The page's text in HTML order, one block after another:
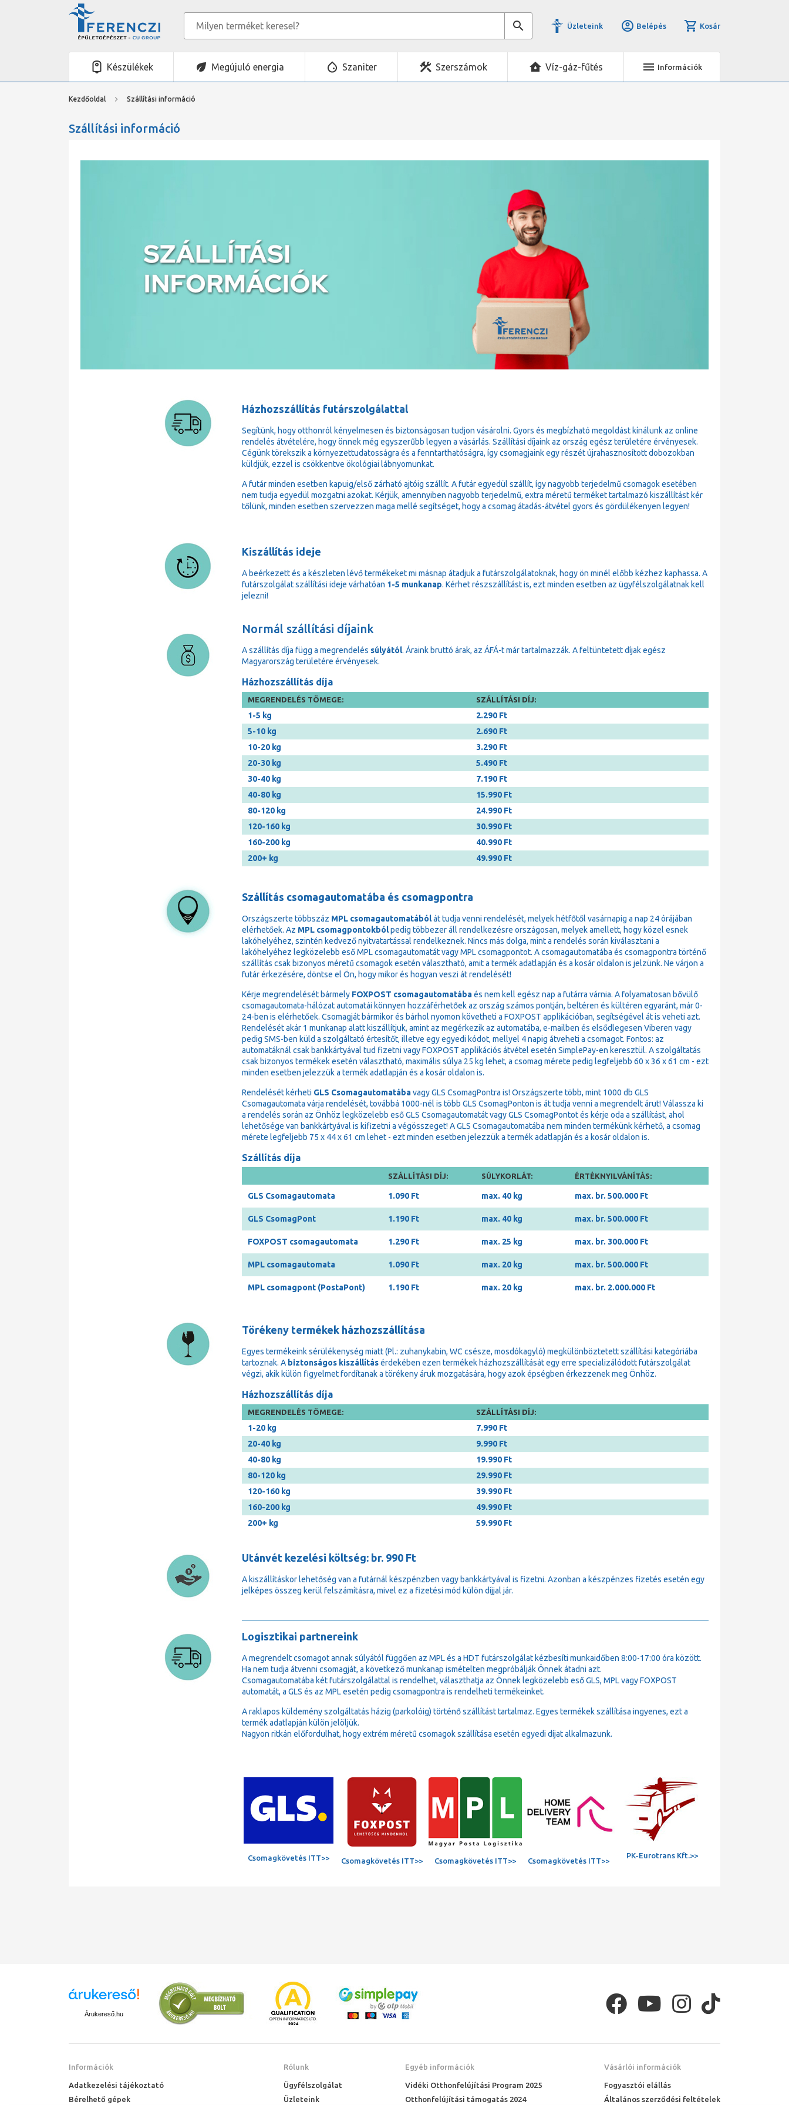
Üzleteink Belépés Kosár
Készülékek Megújuló energia Szaniter Szerszámok Víz-gáz-fűtés Információk
Kezdőoldal Szállítási információ
Szállítási információ
Házhozszállítás futárszolgálattal
Segítünk, hogy otthonról kényelmesen és biztonságosan tudjon vásárolni. Gyors és megbízható megoldást kínálunk az online
rendelés átvételére, hogy önnek még egyszerűbb legyen a vásárlás. Szállítási díjaink az ország egész területére érvényesek.
Cégünk törekszik a környezettudatosságra és a fenntarthatóságra, így csomagjaink egy részét újrahasznosított dobozokban
küldjük, ezzel is csökkentve ökológiai lábnyomunkat.
A futár minden esetben kapuig/első zárható ajtóig szállít. A futár egyedül szállít, így nagyobb terjedelmű csomagok esetében
nem tudja egyedül mozgatni azokat. Kérjük, amennyiben nagyobb terjedelmű, extra méretű terméket tartalmazó kiszállítást kér
tőlünk, minden esetben szervezzen maga mellé segítséget, hogy a csomag átadás-átvétel gyors és gördülékenyen legyen!
Kiszállítás ideje
A beérkezett és a készleten lévő termékeket mi másnap átadjuk a futárszolgálatoknak, hogy ön minél előbb kézhez kaphassa. A
futárszolgálat szállítási ideje várhatóan 1-5 munkanap. Kérhet részszállítást is, ezt minden esetben az ügyfélszolgálatnak kell
jelezni!
Normál szállítási díjaink
A szállítás díja függ a megrendelés súlyától. Áraink bruttó árak, az ÁFÁ-t már tartalmazzák. A feltüntetett díjak egész
Magyarország területére érvényesek.
Házhozszállítás díja
MEGRENDELÉS TÖMEGE: SZÁLLÍTÁSI DÍJ:
1-5 kg
2.290 Ft
5-10 kg
2.690 Ft
10-20 kg
3.290 Ft
20-30 kg
5.490 Ft
30-40 kg
7.190 Ft
40-80 kg
15.990 Ft
80-120 kg
24.990 Ft
120-160 kg
30.990 Ft
160-200 kg
40.990 Ft
200+ kg
49.990 Ft
Szállítás csomagautomatába és csomagpontra
Országszerte többszáz MPL csomagautomatábólát tudja venni rendelését, melyek hétfőtől vasárnapig a nap 24 órájában
elérhetőek. Az MPL csomagpontokbólpedig többezer áll rendelkezésre országosan, melyek amellett, hogy közel esnek
lakóhelyéhez, szintén kedvező nyitvatartással rendelkeznek. Nincs más dolga, mint a rendelés során kiválasztani a
lakóhelyéhez legközelebb eső MPL csomagautomatát vagy MPL csomagpontot. A csomagautomatába és csomagpontra történő
szállítás csak bizonyos méretű csomagok esetén választható, amit a termék adatlapján és a kosár oldalon is jelzünk. Ne várjon a
futár érkezésére, döntse el Ön, hogy mikor és hogyan veszi át rendelését!
Kérje megrendelését bármely FOXPOST csomagautomatábaés nem kell egész nap a futárra várnia. A folyamatosan bővülő
csomagautomata-hálózat automatái könnyen hozzáférhetőek az ország számos pontján, beltéren és kültéren egyaránt, már 0-
24-ben is elérhetőek. Csomagját bármikor és bárhol nyomon követheti a FOXPOST applikációban, segítségével át is veheti azt.
Rendelését akár 1 munkanap alatt kiszállítjuk, amint az megérkezik az automatába, e-mailben és elsődlegesen Viberen vagy
pedig SMS-ben küld a szolgáltató értesítőt, illetve egy egyedi kódot, mellyel 4 napig átveheti a csomagot. Fontos: az
automatáknál csak bankkártyával tud fizetni vagy FOXPOST applikációs átvétel esetén SimplePay-en keresztül. A szolgáltatás
csak bizonyos termékek esetén választható, maximális súlya 25 kg lehet, a csomag mérete pedig legfeljebb 60 x 36 x 61 cm - ezt
minden esetben jelezzük a termék adatlapján és a kosár oldalon is.
Rendelését kérheti GLS Csomagautomatábavagy GLS CsomagPontra is! Országszerte több, mint 1000 db GLS
Csomagautomata várja rendelését, továbbá 1000-nél is több GLS CsomagPonton is át tudja venni a megrendelt árut! Válassza ki
a rendelés során az Önhöz legközelebb eső GLS Csomagautomatát vagy GLS CsomagPontot és kérje oda a szállítást, ahol
lehetősége van bankkártyával is kifizetni a végösszeget! A GLS Csomagautomatába nem minden termékünk kérhető, a csomag
mérete legfeljebb 75 x 44 x 61 cm lehet - ezt minden esetben jelezzük a termék adatlapján és a kosár oldalon is.
Szállítás díja
SZÁLLÍTÁSI DÍJ: SÚLYKORLÁT: ÉRTÉKNYILVÁNÍTÁS:
GLS Csomagautomata 1.090 Ft max. 40 kg max. br. 500.000 Ft
GLS CsomagPont 1.190 Ft max. 40 kg max. br. 500.000 Ft
FOXPOST csomagautomata 1.290 Ft max. 25 kg max. br. 300.000 Ft
MPL csomagautomata 1.090 Ft max. 20 kg max. br. 500.000 Ft
MPL csomagpont (PostaPont) 1.190 Ft max. 20 kg max. br. 2.000.000 Ft
Törékeny termékek házhozszállítása
Egyes termékeink sérülékenység miatt (Pl.: zuhanykabin, WC csésze, mosdókagyló) megkülönböztetett szállítási kategóriába
tartoznak. A biztonságos kiszállításérdekében ezen termékek házhozszállítását egy erre specializálódott futárszolgálat
végzi, akik külön figyelmet fordítanak a törékeny áruk mozgatására, hogy azok épségben érkezzenek meg Önhöz.
Házhozszállítás díja
MEGRENDELÉS TÖMEGE: SZÁLLÍTÁSI DÍJ:
1-20 kg
7.990 Ft
20-40 kg
9.990 Ft
40-80 kg
19.990 Ft
80-120 kg
29.990 Ft
120-160 kg
39.990 Ft
160-200 kg
49.990 Ft
200+ kg
59.990 Ft
Utánvét kezelési költség: br. 990 Ft
A kiszállításkor lehetőség van a futárnál készpénzben vagy bankkártyával is fizetni. Azonban a készpénzes fizetés esetén egy
jelképes összeg kerül felszámításra, mivel ez a fizetési mód külön díjjal jár.
Logisztikai partnereink
A megrendelt csomagot annak súlyától függően az MPL és a HDT futárszolgálat kézbesíti munkaidőben 8:00-17:00 óra között.
Ha nem tudja átvenni csomagját, a következő munkanap ismételten megpróbálják Önnek átadni azt.
Csomagautomatába két futárszolgálattal is rendelhet, választhatja az Önnek legközelebb eső GLS, MPL vagy FOXPOST
automatát, a GLS és az MPL esetén pedig csomagpontra is rendelheti termékeinket.
A raklapos küldemény szolgáltatás házig (parkolóig) történő szállítást tartalmaz. Egyes termékek szállítása ingyenes, ezt a
termék adatlapján külön jelöljük.
Nagyon ritkán előfordulhat, hogy extrém méretű csomagok szállítása esetén egyedi díjat alkalmazunk.
Csomagkövetés ITT>> Csomagkövetés ITT>> Csomagkövetés ITT>> Csomagkövetés ITT>>
PK-Eurotrans Kft.>>
Árukereső.hu
Információk
Adatkezelési tájékoztató
Bérelhető gépek
Rólunk
Ügyfélszolgálat
Üzleteink
Egyéb információk
Vidéki Otthonfelújítási Program 2025
Otthonfelújítási támogatás 2024
Vásárlói információk
Fogyasztói elállás
Általános szerződési feltételek